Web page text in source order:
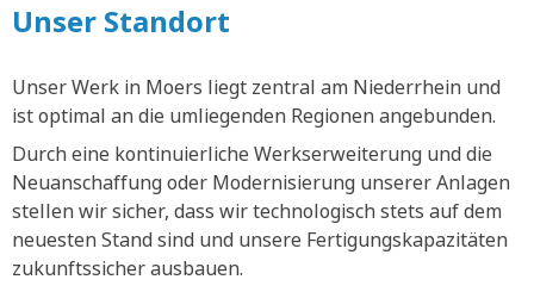
Unser Standort
Unser Werk in Moers liegt zentral am Niederrhein und
ist optimal an die umliegenden Regionen angebunden.
Durch eine kontinuierliche Werkserweiterung und die
Neuanschaffung oder Modernisierung unserer Anlagen
stellen wir sicher, dass wir technologisch stets auf dem
neuesten Stand sind und unsere Fertigungskapazitäten
zukunftssicher ausbauen.